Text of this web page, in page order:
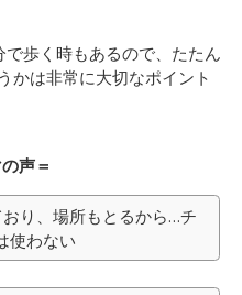
歩く時もあるので、たたん
かは非常に大切なポイント
声＝
り、場所もとるから…チ
使わない